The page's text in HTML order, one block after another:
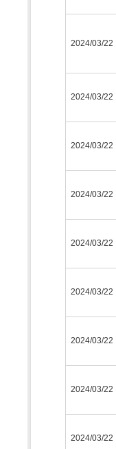
2024/03/22
2024/03/22
2024/03/22
2024/03/22
2024/03/22
2024/03/22
2024/03/22
2024/03/22
2024/03/22